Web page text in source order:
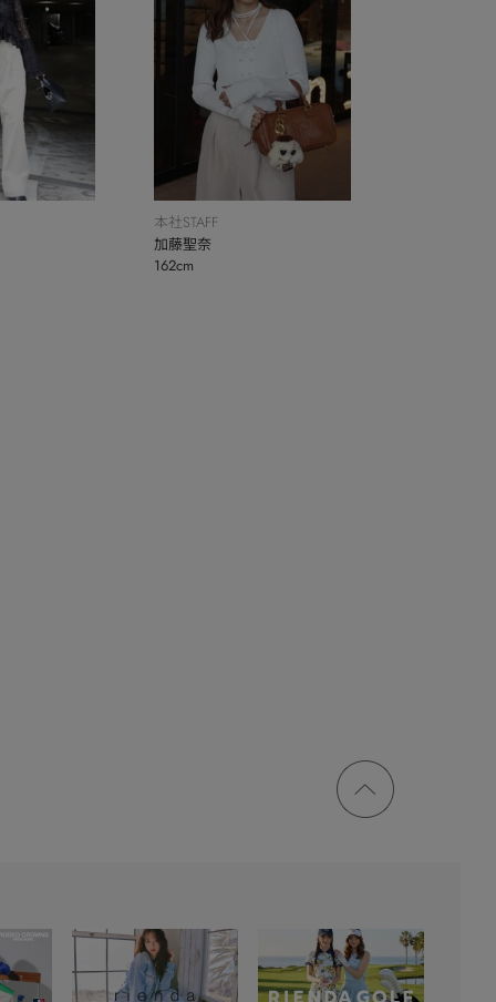
本社STAFF
加藤聖奈
162cm
ページ
トップ